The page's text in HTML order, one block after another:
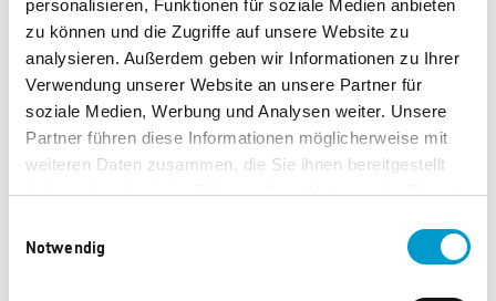
personalisieren, Funktionen für soziale Medien anbieten
zu können und die Zugriffe auf unsere Website zu
analysieren. Außerdem geben wir Informationen zu Ihrer
Verwendung unserer Website an unsere Partner für
soziale Medien, Werbung und Analysen weiter. Unsere
Partner führen diese Informationen möglicherweise mit
weiteren Daten zusammen, die Sie ihnen bereitgestellt
haben oder die sie im Rahmen Ihrer Nutzung der Dienste
Notwendig
Invictus Hair D7 Haartrockner, Set 4-tlg.
8.270 Punkte
Ufree Herren Profi- Haarschneidemaschine